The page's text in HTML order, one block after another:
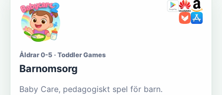
Åldrar 0-5 · Toddler Games
Barnomsorg
Baby Care, pedagogiskt spel för barn.